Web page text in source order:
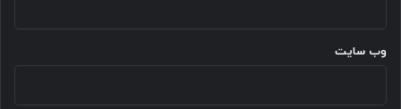
وب‌ سایت